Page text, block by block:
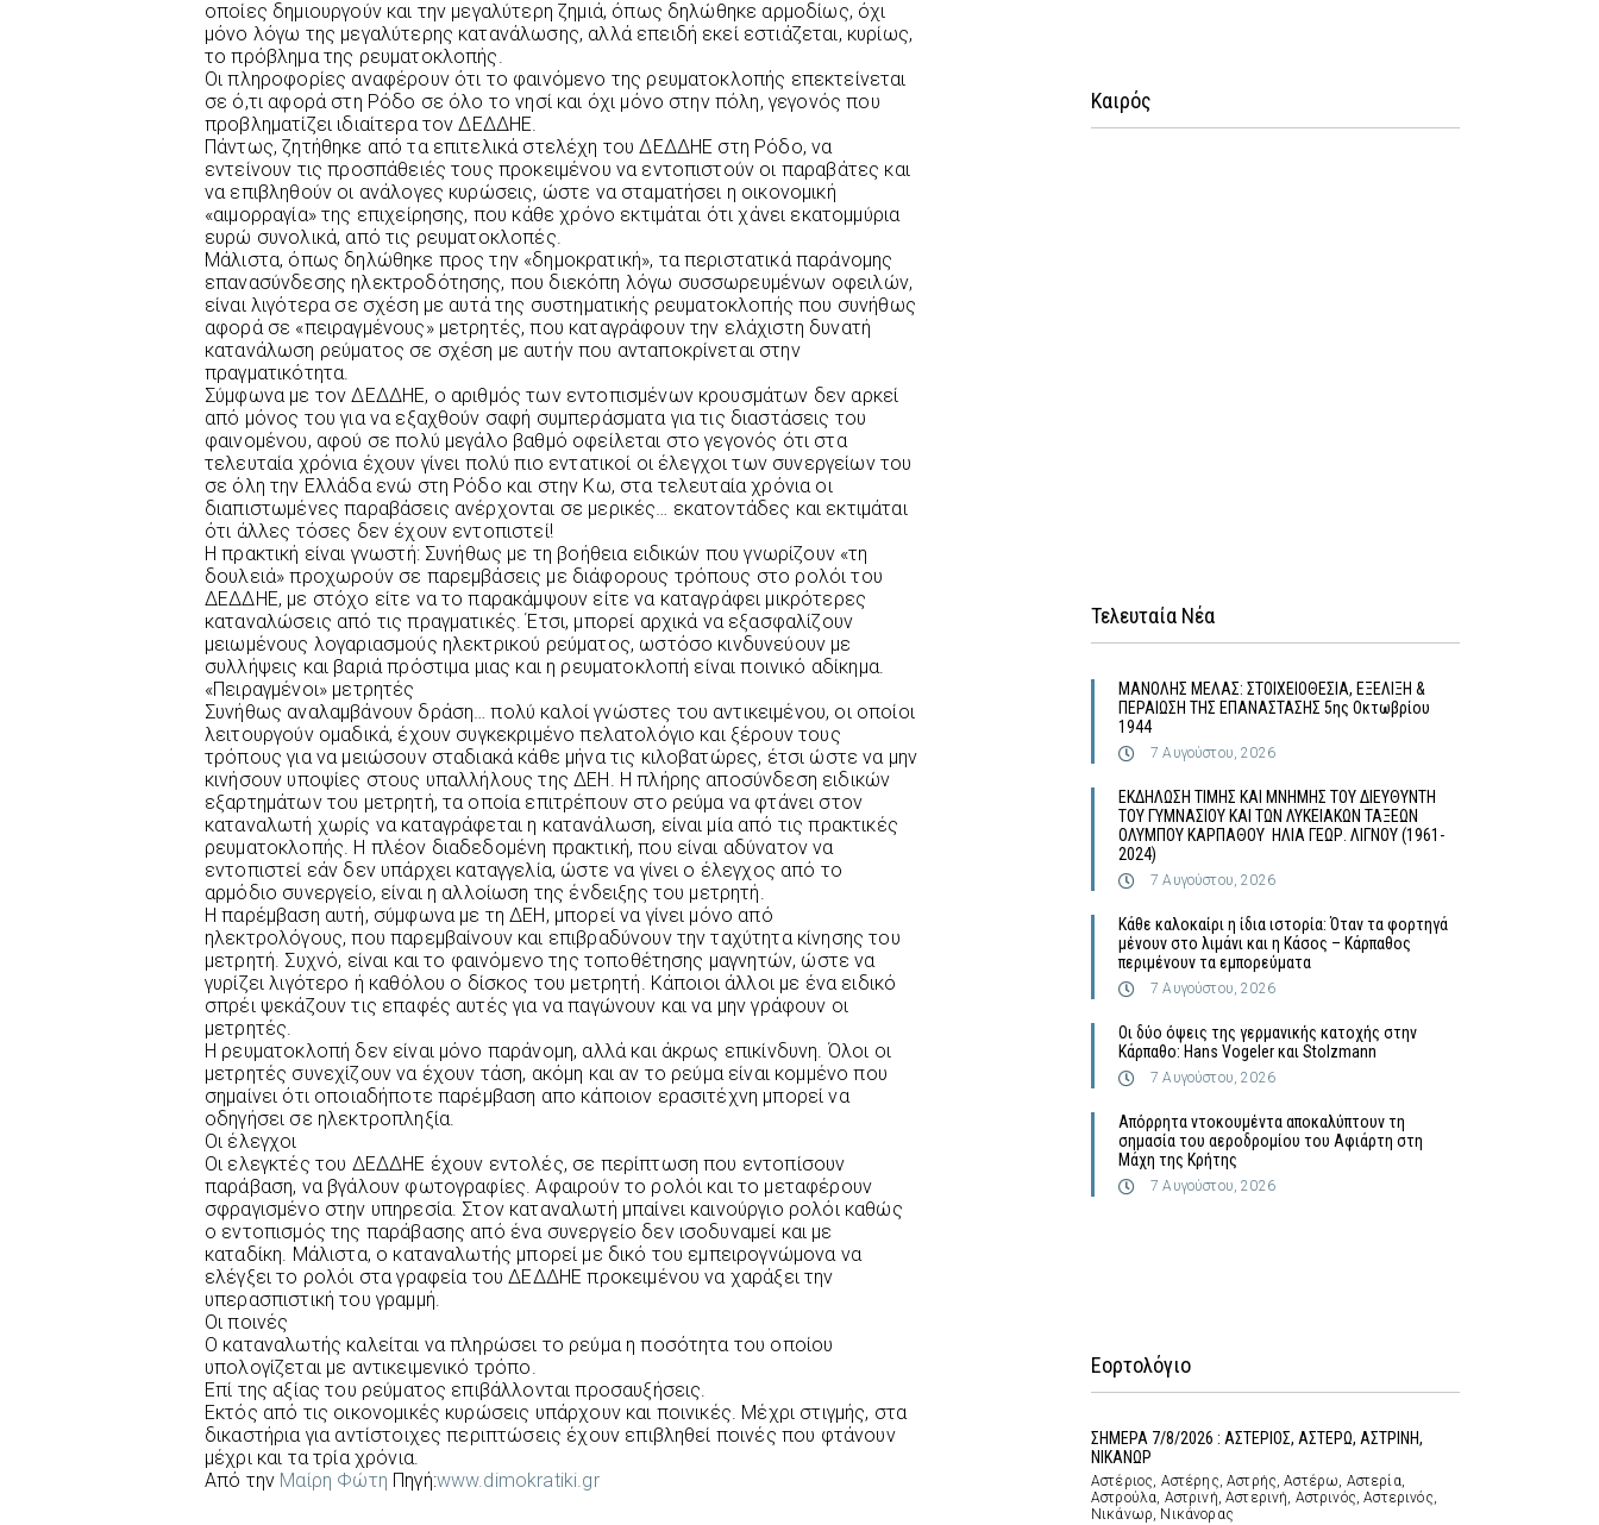
οποίες δημιουργούν και την μεγαλύτερη ζημιά, όπως δηλώθηκε αρμοδίως, όχι
μόνο λόγω της μεγαλύτερης κατανάλωσης, αλλά επειδή εκεί εστιάζεται, κυρίως,
το πρόβλημα της ρευματοκλοπής.
Οι πληροφορίες αναφέρουν ότι το φαινόμενο της ρευματοκλοπής επεκτείνεται
σε ό,τι αφορά στη Ρόδο σε όλο το νησί και όχι μόνο στην πόλη, γεγονός που
προβληματίζει ιδιαίτερα τον ΔΕΔΔΗΕ.
Πάντως, ζητήθηκε από τα επιτελικά στελέχη του ΔΕΔΔΗΕ στη Ρόδο, να
εντείνουν τις προσπάθειές τους προκειμένου να εντοπιστούν οι παραβάτες και
να επιβληθούν οι ανάλογες κυρώσεις, ώστε να σταματήσει η οικονομική
«αιμορραγία» της επιχείρησης, που κάθε χρόνο εκτιμάται ότι χάνει εκατομμύρια
ευρώ συνολικά, από τις ρευματοκλοπές.
Μάλιστα, όπως δηλώθηκε προς την «δημοκρατική», τα περιστατικά παράνομης
επανασύνδεσης ηλεκτροδότησης, που διεκόπη λόγω συσσωρευμένων οφειλών,
είναι λιγότερα σε σχέση με αυτά της συστηματικής ρευματοκλοπής που συνήθως
αφορά σε «πειραγμένους» μετρητές, που καταγράφουν την ελάχιστη δυνατή
κατανάλωση ρεύματος σε σχέση με αυτήν που ανταποκρίνεται στην
πραγματικότητα.
Σύμφωνα με τον ΔΕΔΔΗΕ, ο αριθμός των εντοπισμένων κρουσμάτων δεν αρκεί
από μόνος του για να εξαχθούν σαφή συμπεράσματα για τις διαστάσεις του
φαινομένου, αφού σε πολύ μεγάλο βαθμό οφείλεται στο γεγονός ότι στα
τελευταία χρόνια έχουν γίνει πολύ πιο εντατικοί οι έλεγχοι των συνεργείων του
σε όλη την Ελλάδα ενώ στη Ρόδο και στην Κω, στα τελευταία χρόνια οι
διαπιστωμένες παραβάσεις ανέρχονται σε μερικές… εκατοντάδες και εκτιμάται
ότι άλλες τόσες δεν έχουν εντοπιστεί!
Η πρακτική είναι γνωστή: Συνήθως με τη βοήθεια ειδικών που γνωρίζουν «τη
δουλειά» προχωρούν σε παρεμβάσεις με διάφορους τρόπους στο ρολόι του
ΔΕΔΔΗΕ, με στόχο είτε να το παρακάμψουν είτε να καταγράφει μικρότερες
καταναλώσεις από τις πραγματικές. Έτσι, μπορεί αρχικά να εξασφαλίζουν
μειωμένους λογαριασμούς ηλεκτρικού ρεύματος, ωστόσο κινδυνεύουν με
συλλήψεις και βαριά πρόστιμα μιας και η ρευματοκλοπή είναι ποινικό αδίκημα.
«Πειραγμένοι» μετρητές
Συνήθως αναλαμβάνουν δράση… πολύ καλοί γνώστες του αντικειμένου, οι οποίοι
λειτουργούν ομαδικά, έχουν συγκεκριμένο πελατολόγιο και ξέρουν τους
τρόπους για να μειώσουν σταδιακά κάθε μήνα τις κιλοβατώρες, έτσι ώστε να μην
κινήσουν υποψίες στους υπαλλήλους της ΔΕΗ. Η πλήρης αποσύνδεση ειδικών
εξαρτημάτων του μετρητή, τα οποία επιτρέπουν στο ρεύμα να φτάνει στον
καταναλωτή χωρίς να καταγράφεται η κατανάλωση, είναι μία από τις πρακτικές
ρευματοκλοπής. Η πλέον διαδεδομένη πρακτική, που είναι αδύνατον να
εντοπιστεί εάν δεν υπάρχει καταγγελία, ώστε να γίνει ο έλεγχος από το
αρμόδιο συνεργείο, είναι η αλλοίωση της ένδειξης του μετρητή.
Η παρέμβαση αυτή, σύμφωνα με τη ΔΕΗ, μπορεί να γίνει μόνο από
ηλεκτρολόγους, που παρεμβαίνουν και επιβραδύνουν την ταχύτητα κίνησης του
μετρητή. Συχνό, είναι και το φαινόμενο της τοποθέτησης μαγνητών, ώστε να
γυρίζει λιγότερο ή καθόλου ο δίσκος του μετρητή. Κάποιοι άλλοι με ένα ειδικό
σπρέι ψεκάζουν τις επαφές αυτές για να παγώνουν και να μην γράφουν οι
μετρητές.
Η ρευματοκλοπή δεν είναι μόνο παράνομη, αλλά και άκρως επικίνδυνη. Όλοι οι
μετρητές συνεχίζουν να έχουν τάση, ακόμη και αν το ρεύμα είναι κομμένο που
σημαίνει ότι οποιαδήποτε παρέμβαση απο κάποιον ερασιτέχνη μπορεί να
οδηγήσει σε ηλεκτροπληξία.
Οι έλεγχοι
Οι ελεγκτές του ΔΕΔΔΗΕ έχουν εντολές, σε περίπτωση που εντοπίσουν
παράβαση, να βγάλουν φωτογραφίες. Αφαιρούν το ρολόι και το μεταφέρουν
σφραγισμένο στην υπηρεσία. Στον καταναλωτή μπαίνει καινούργιο ρολόι καθώς
ο εντοπισμός της παράβασης από ένα συνεργείο δεν ισοδυναμεί και με
καταδίκη. Μάλιστα, ο καταναλωτής μπορεί με δικό του εμπειρογνώμονα να
ελέγξει το ρολόι στα γραφεία του ΔΕΔΔΗΕ προκειμένου να χαράξει την
υπερασπιστική του γραμμή.
Οι ποινές
Ο καταναλωτής καλείται να πληρώσει το ρεύμα η ποσότητα του οποίου
υπολογίζεται με αντικειμενικό τρόπο.
Επί της αξίας του ρεύματος επιβάλλονται προσαυξήσεις.
Εκτός από τις οικονομικές κυρώσεις υπάρχουν και ποινικές. Μέχρι στιγμής, στα
δικαστήρια για αντίστοιχες περιπτώσεις έχουν επιβληθεί ποινές που φτάνουν
μέχρι και τα τρία χρόνια.
Από την Μαίρη Φώτη Πηγή:www.dimokratiki.gr
Καιρός
Τελευταία Νέα
MΑΝΟΛΗΣ ΜΕΛΑΣ: ΣΤΟΙΧΕΙΟΘΕΣΙΑ, ΕΞΕΛΙΞΗ &
ΠΕΡΑΙΩΣΗ ΤΗΣ ΕΠΑΝΑΣΤΑΣΗΣ 5ης Οκτωβρίου
1944
7 Αυγούστου, 2026
ΕΚΔΗΛΩΣΗ ΤΙΜΗΣ ΚΑΙ ΜΝΗΜΗΣ ΤΟΥ ΔΙΕΥΘΥΝΤΗ
ΤΟΥ ΓΥΜΝΑΣΙΟΥ ΚΑΙ ΤΩΝ ΛΥΚΕΙΑΚΩΝ ΤΑΞΕΩΝ
ΟΛΥΜΠΟΥ ΚΑΡΠΑΘΟΥ ΗΛΙΑ ΓΕΩΡ. ΛΙΓΝΟΥ (1961-
2024)
7 Αυγούστου, 2026
Κάθε καλοκαίρι η ίδια ιστορία: Όταν τα φορτηγά
μένουν στο λιμάνι και η Κάσος – Κάρπαθος
περιμένουν τα εμπορεύματα
7 Αυγούστου, 2026
Οι δύο όψεις της γερμανικής κατοχής στην
Κάρπαθο: Hans Vogeler και Stolzmann
7 Αυγούστου, 2026
Απόρρητα ντοκουμέντα αποκαλύπτουν τη
σημασία του αεροδρομίου του Αφιάρτη στη
Μάχη της Κρήτης
7 Αυγούστου, 2026
Εορτολόγιο
ΣΗΜΕΡΑ 7/8/2026 : ΑΣΤΕΡΙΟΣ, ΑΣΤΕΡΩ, ΑΣΤΡΙΝΗ,
ΝΙΚΑΝΩΡ
Αστέριος, Αστέρης, Αστρής, Αστέρω, Αστερία,
Αστρούλα, Αστρινή, Αστερινή, Αστρινός, Αστερινός,
Νικάνωρ, Νικάνορας